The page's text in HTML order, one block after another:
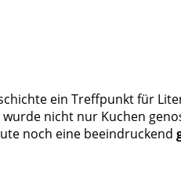
ein Treffpunkt für
nicht nur Kuchen
noch eine beeindruckend